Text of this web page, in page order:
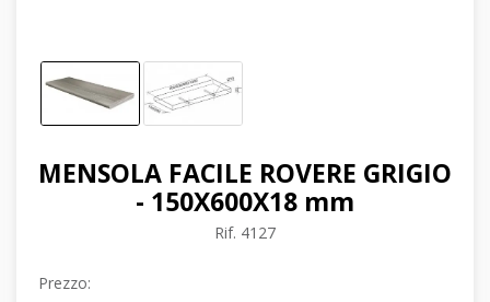
MENSOLA FACILE ROVERE GRIGIO
- 150X600X18 mm
Rif. 4127
Prezzo: